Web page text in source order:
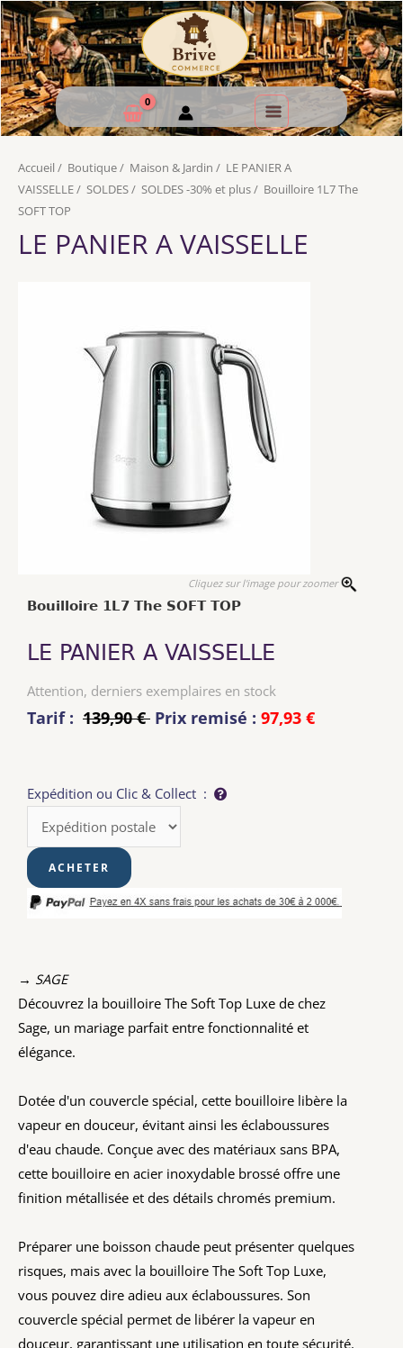
Accueil / Boutique/ Maison & Jardin / LE PANIER A
VAISSELLE/ SOLDES/ SOLDES -30% et plus/ Bouilloire 1L7 The
SOFT TOP
LE PANIER A VAISSELLE
Cliquez sur l'image pour zoomer
Bouilloire 1L7 The SOFT TOP
LE PANIER A VAISSELLE
Attention, derniers exemplaires en stock
Tarif : 139,90 € Prix remisé : 97,93 €
Expédition ou Clic & Collect :
→ SAGE
Découvrez la bouilloire The Soft Top Luxe de chez
Sage, un mariage parfait entre fonctionnalité et
élégance.
Dotée d'un couvercle spécial, cette bouilloire libère la
vapeur en douceur, évitant ainsi les éclaboussures
d'eau chaude. Conçue avec des matériaux sans BPA,
cette bouilloire en acier inoxydable brossé offre une
finition métallisée et des détails chromés premium.
Préparer une boisson chaude peut présenter quelques
risques, mais avec la bouilloire The Soft Top Luxe,
vous pouvez dire adieu aux éclaboussures. Son
couvercle spécial permet de libérer la vapeur en
douceur, garantissant une utilisation en toute sécurité.